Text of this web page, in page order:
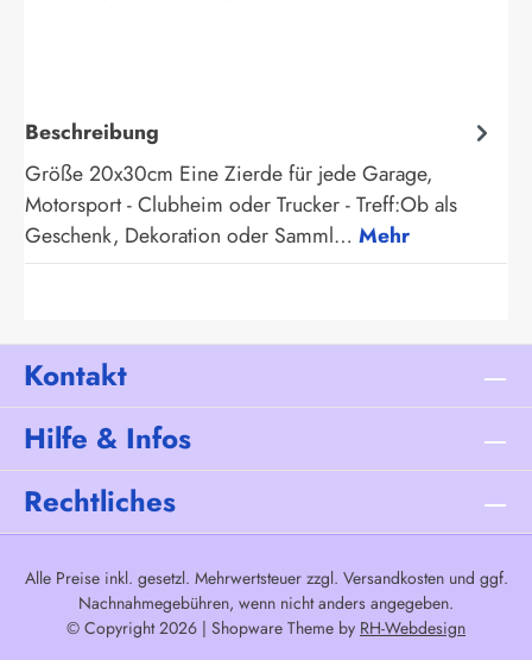
Beschreibung
Größe 20x30cm Eine Zierde für jede Garage,
Motorsport - Clubheim oder Trucker - Treff:Ob als
Geschenk, Dekoration oder Samml… Mehr
Kontakt
Hilfe & Infos
Rechtliches
Alle Preise inkl. gesetzl. Mehrwertsteuer zzgl. Versandkostenund ggf.
Nachnahmegebühren, wenn nicht anders angegeben.
© Copyright 2026 | Shopware Theme by RH-Webdesign